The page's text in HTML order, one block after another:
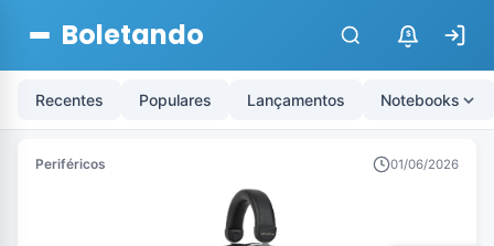
Boletando $
Recentes Populares Lançamentos Notebooks
Periféricos 01/06/2026